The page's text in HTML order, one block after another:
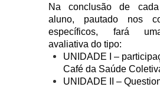
Na conclusão de
aluno, pautado nos
específicos, fará
avaliativa do tipo:
UNIDADE I –
Café da Saúde
UNIDADE II –